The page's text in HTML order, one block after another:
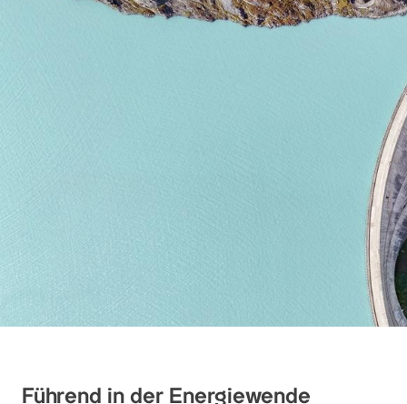
Führend in der Energiewende